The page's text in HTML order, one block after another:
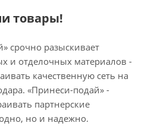
товары!
срочно разыскивает
и отделочных материалов -
качественную сеть на
«Принеси-подай» -
партнерские
но и надежно.